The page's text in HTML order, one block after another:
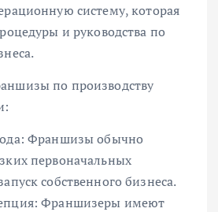
систему, которая
и руководства по
по производству
Франшизы обычно
первоначальных
собственного бизнеса.
Франшизеры имеют